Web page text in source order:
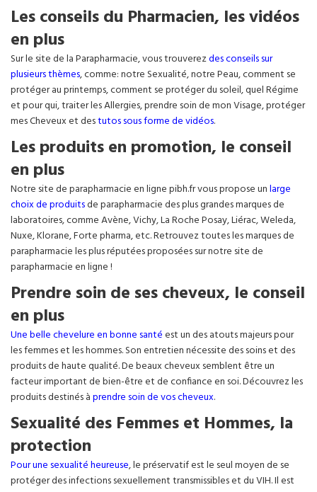
Les conseils du Pharmacien, les vidéos
en plus
Sur le site de la Parapharmacie, vous trouverezdes conseils sur
plusieurs thèmes, comme: notre Sexualité, notre Peau, comment se
protéger au printemps, comment se protéger du soleil, quel Régime
et pour qui, traiter les Allergies, prendre soin de mon Visage, protéger
mes Cheveux et destutos sous forme de vidéos.
Les produits en promotion, le conseil
en plus
Notre site de parapharmacie en ligne pibh.fr vous propose unlarge
choix de produitsde parapharmacie des plus grandes marques de
laboratoires, comme Avène, Vichy, La Roche Posay, Liérac, Weleda,
Nuxe, Klorane, Forte pharma, etc. Retrouvez toutes les marques de
parapharmacie les plus réputées proposées sur notre site de
parapharmacie en ligne !
Prendre soin de ses cheveux, le conseil
en plus
Une belle chevelure en bonne santéest un des atouts majeurs pour
les femmes et les hommes. Son entretien nécessite des soins et des
produits de haute qualité. De beaux cheveux semblent être un
facteur important de bien-être et de confiance en soi. Découvrez les
produits destinés àprendre soin de vos cheveux.
Sexualité des Femmes et Hommes, la
protection
Pour une sexualité heureuse, le préservatif est le seul moyen de se
protéger des infections sexuellement transmissibles et du VIH. Il est